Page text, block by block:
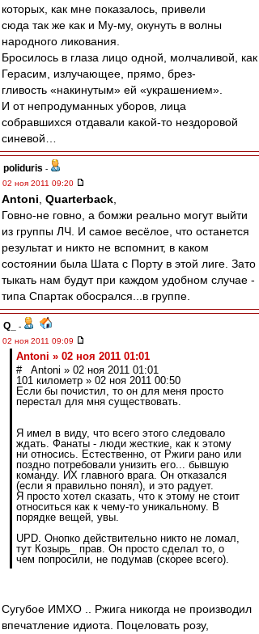
которых, как мне показалось, привели
сюда так же как и Му-му, окунуть в волны
народного ликования.
Бросилось в глаза лицо одной, молчаливой, как
Герасим, излучающее, прямо, брез-
гливость «накинутым» ей «украшением».
И от непродуманных уборов, лица
собравшихся отдавали какой-то нездоровой
синевой…
poliduris -
02 ноя 2011 09:20
Antoni Quarterback
Говно-не говно, а бомжи реально могут выйти
из группы ЛЧ. И самое весёлое, что останется
результат и никто не вспомнит, в каком
состоянии была Шата с Порту в этой лиге. Зато
тыкать нам будут при каждом удобном случае -
типа Спартак обосрался...в группе.
Q_
-
02 ноя 2011 09:09
Antoni » 02 ноя 2011 01:01
# Antoni » 02 ноя 2011 01:01
101 километр » 02 ноя 2011 00:50
Если бы почистил, то он для меня просто
перестал для мня существовать.
Я имел в виду, что всего этого следовало
ждать. Фанаты - люди жесткие, как к этому
ни относись. Естественно, от Ржиги рано или
поздно потребовали унизить его... бывшую
команду. ИХ главного врага. Он отказался
(если я правильно понял), и это радует.
Я просто хотел сказать, что к этому не стоит
относиться как к чему-то уникальному. В
порядке вещей, увы.
UPD. Онопко действительно никто не ломал,
тут Козырь_ прав. Он просто сделал то, о
чем попросили, не подумав (скорее всего).
Сугубое ИМХО .. Ржига никогда не производил
впечатление идиота. Поцеловать розу,